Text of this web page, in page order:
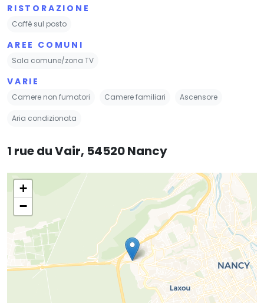
RISTORAZIONE
Caffè sul posto
AREE COMUNI
Sala comune/zona TV
VARIE
Camere non fumatori Camere familiari Ascensore
Aria condizionata
1 rue du Vair, 54520 Nancy
+
−